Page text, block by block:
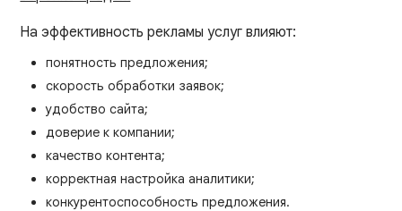
На эффективность рекламы услуг влияют:
понятность предложения;
скорость обработки заявок;
удобство сайта;
доверие к компании;
качество контента;
корректная настройка аналитики;
конкурентоспособность предложения.